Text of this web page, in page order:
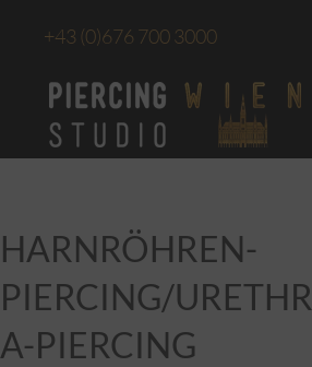
+43 (0)676 700 3000
HARNRÖHREN-
PIERCING/URETHR
A-PIERCING